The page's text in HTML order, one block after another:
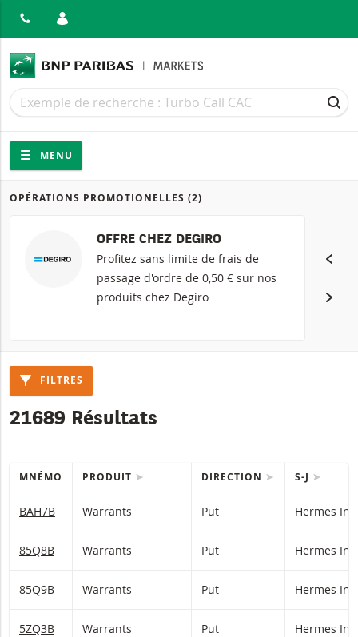
Recherche
Recherche
Navigation
Navigation sur le site
MENU
Produits
OPÉRATIONS PROMOTIONELLES (2)
OFFRE CHEZ DEGIRO
Profitez sans limite de frais de
passage d'ordre de 0,50 € sur nos
produits chez Degiro
FILTRES
21689 Résultats
MNÉMO PRODUIT DIRECTION S-J
BAH7B Warrants Put Hermes
85Q8B Warrants Put Hermes
85Q9B Warrants Put Hermes
5ZQ3B Warrants Put Hermes